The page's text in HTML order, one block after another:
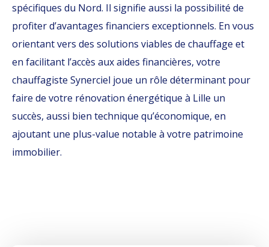
spécifiques du Nord. Il signifie aussi la possibilité de
profiter d’avantages financiers exceptionnels. En vous
orientant vers des solutions viables de chauffage et
en facilitant l’accès aux aides financières, votre
chauffagiste Synerciel joue un rôle déterminant pour
faire de votre rénovation énergétique à Lille un
succès, aussi bien technique qu’économique, en
ajoutant une plus-value notable à votre patrimoine
immobilier.